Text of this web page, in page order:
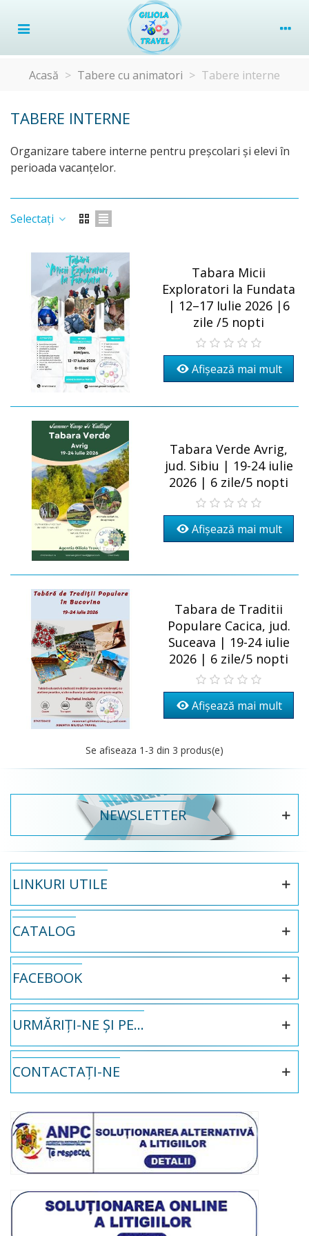
Acasă > Tabere cu animatori > Tabere interne
TABERE INTERNE
Organizare tabere interne pentru preşcolari şi elevi în
perioada vacanţelor.
Selectați
Tabara Micii
Exploratori la Fundata
| 12–17 Iulie 2026 |6
zile /5 nopti
Afișează mai mult
Tabara Verde Avrig,
jud. Sibiu | 19-24 iulie
2026 | 6 zile/5 nopti
Afișează mai mult
Tabara de Traditii
Populare Cacica, jud.
Suceava | 19-24 iulie
2026 | 6 zile/5 nopti
Afișează mai mult
Se afiseaza 1 -3 din 3 produs(e)
NEWSLETTER
LINKURI UTILE
CATALOG
FACEBOOK
URMĂRIȚI-NE ȘI PE...
CONTACTAȚI-NE